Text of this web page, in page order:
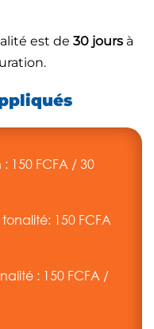
est de 30 jours à
150 FCFA / 30
150 FCFA
: 150 FCFA /